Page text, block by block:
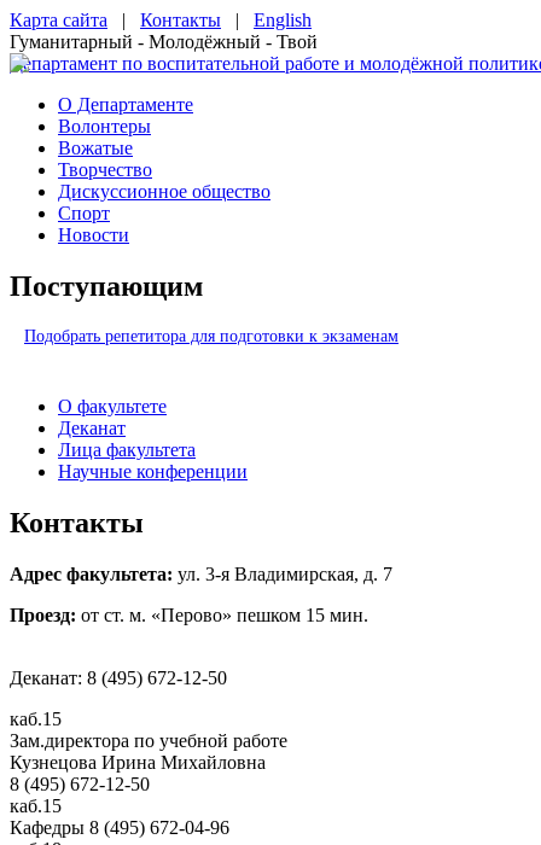
Карта сайта | Контакты | English
Гуманитарный - Молодёжный - Твой
Департамент по воспитательной работе и молодёжной
О Департаменте
Волонтеры
Вожатые
Творчество
Дискуссионное общество
Спорт
Новости
Поступающим
Подобрать репетитора для подготовки к экзаменам
О факультете
Деканат
Лица факультета
Научные конференции
Контакты
Адрес факультета: ул. 3-я Владимирская, д. 7
Проезд: от ст. м. «Перово» пешком 15 мин.
Деканат: 8 (495) 672-12-50
каб.15
Зам.директора по учебной работе
Кузнецова Ирина Михайловна
8 (495) 672-12-50
каб.15
Кафедры 8 (495) 672-04-96